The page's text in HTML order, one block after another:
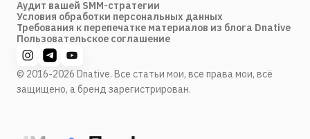
Аудит вашей SMM-стратегии
Условия обработки персональных данных
Требования к перепечатке материалов из блога Dnative
Пользовательское соглашение
© 2016-2026 Dnative. Все статьи мои, все права мои, всё
защищено, а бренд зарегистрирован.